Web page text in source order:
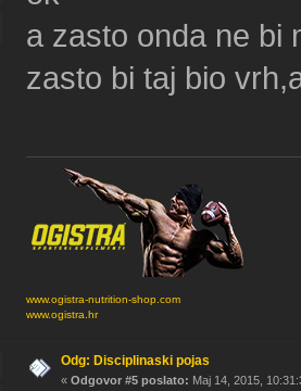
a zasto onda ne bi
zasto bi taj bio
www.ogistra-nutrition-shop.com
www.ogistra.hr
Odg: Disciplinaski pojas
« Odgovor #5 poslato: Maj 14, 2015,